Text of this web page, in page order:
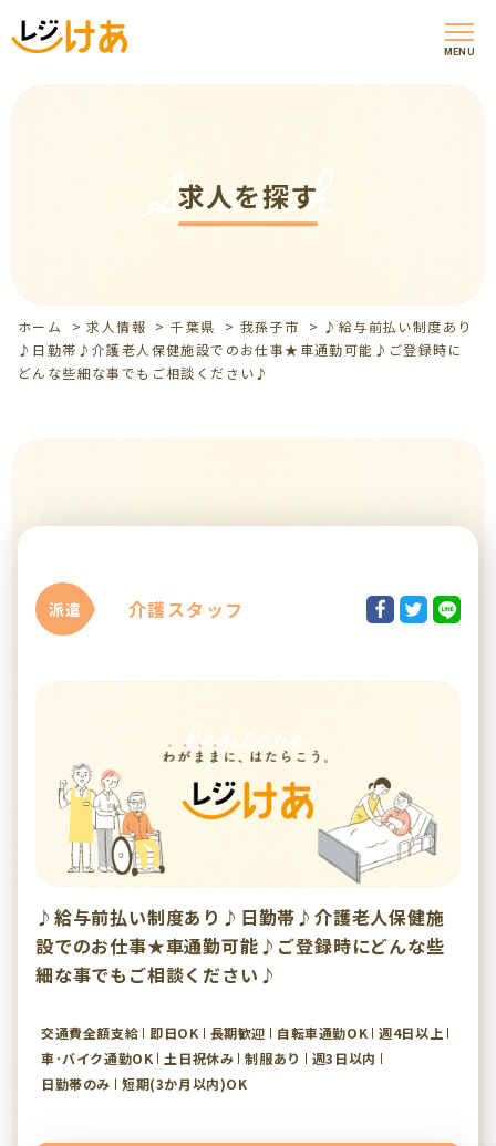
MENU
求人を探す
Search
ホーム >求人情報 >千葉県 > 我孫子市 > ♪給与前払い制度あり
♪日勤帯♪介護老人保健施設でのお仕事★車通勤可能♪ご登録時に
どんな些細な事でもご相談ください♪
派遣 介護スタッフ
♪給与前払い制度あり♪日勤帯♪介護老人保健施
設でのお仕事★車通勤可能♪ご登録時にどんな些
細な事でもご相談ください♪
交通費全額支給 即日OK 長期歓迎 自転車通勤OK
週4日以上
車･バイク通勤OK
土日祝休み 制服あり
週3日以内
日勤帯のみ
短期(3か月以内)OK